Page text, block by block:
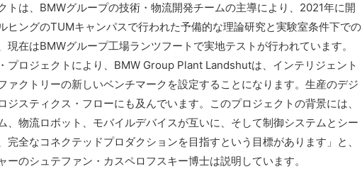
トは、BMWグループの技術・物流開発チームの主導により、2021年に開
ヒングのTUMキャンパスで行われた予備的な理論研究と実験室条件下での
現在はBMWグループ工場ランツフートで実地テストが行われています。
プロジェクトにより、BMW Group Plant Landshutは、インテリジェント
ァクトリーの新しいベンチマークを設定することになります。生産のデジ
ジスティクス・フローにも及んでいます。このプロジェクトの背景には、
、物流ロボット、モバイルデバイスが互いに、そして制御システムとシー
完全なコネクテッドプロダクションを目指すという目標があります」と、
ーのシュテファン・カスペロフスキー博士は説明しています。